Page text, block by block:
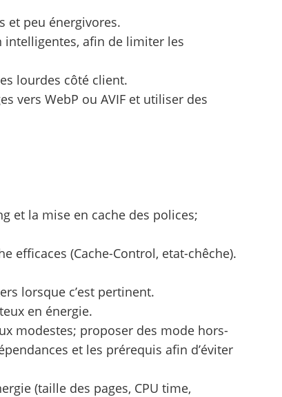
et peu énergivores.
intelligentes, afin de limiter les
lourdes côté client.
vers WebP ou AVIF et utiliser des
et la mise en cache des polices;
efficaces (Cache-Control, etat-chêche).
lorsque c’est pertinent.
en énergie.
modestes; proposer des mode hors-
et les prérequis afin d’éviter
(taille des pages, CPU time,